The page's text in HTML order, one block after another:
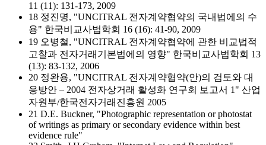
11 (11): 131-173, 2009
18 정진명, "UNCITRAL 전자계약협약의 국내법에의 수
용" 한국비교사법학회 16 (16): 41-90, 2009
19 오병철, "UNCITRAL 전자계약협약에 관한 비교법적
고찰과 전자거래기본법에의 영향" 한국비교사법학회 13
(13): 83-132, 2006
20 정완용, "UNCITRAL 전자계약협약(안)의 검토와 대
응방안 – 2004 전자상거래 활성화 연구회 보고서 1" 산업
자원부/한국전자거래진흥원 2005
21 D.E. Buckner, "Photographic representation or photostat
of writings as primary or secondary evidence within best
evidence rule"